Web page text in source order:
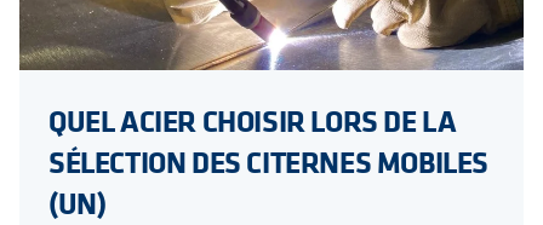
QUEL ACIER CHOISIR LORS DE LA
SÉLECTION DES CITERNES MOBILES
(UN)